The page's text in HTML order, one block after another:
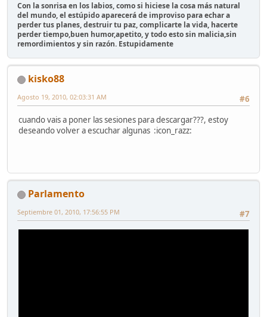
Con la sonrisa en los labios, como si hiciese la cosa más natural
del mundo, el estúpido aparecerá de improviso para echar a
perder tus planes, destruir tu paz, complicarte la vida, hacerte
perder tiempo,buen humor,apetito, y todo esto sin malicia,sin
remordimientos y sin razón. Estupidamente
kisko88
#6
Agosto 19, 2010, 02:03:31 AM
cuando vais a poner las sesiones para descargar???, estoy
deseando volver a escuchar algunas :icon_razz:
Parlamento
#7
Septiembre 01, 2010, 17:56:55 PM